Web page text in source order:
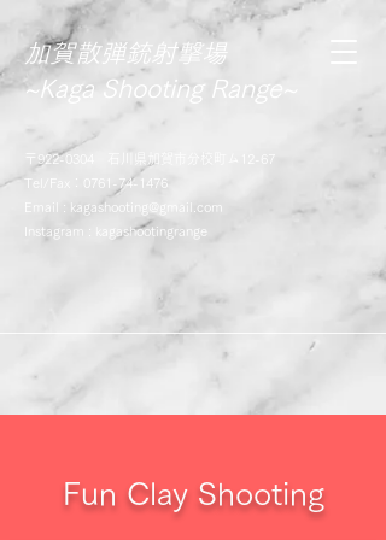
加賀散弾銃射撃場
~Kaga Shooting Range~​​
​​〒922-0304 石川県加賀市分校町ム12-67
Tel/Fax：0761-74-1476
Email : kagashooting@gmail.com
Instagram : kagashootingrange
Fun Clay Shooting